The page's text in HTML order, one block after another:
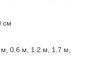
см
0.6 м, 1.2 м, 1.7 м,